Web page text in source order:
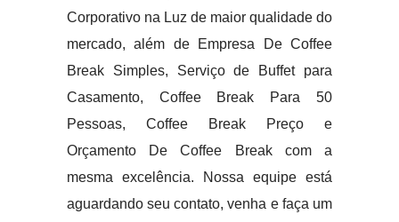
Corporativo na Luz de maior qualidade do
mercado, além de Empresa De Coffee
Break Simples, Serviço de Buffet para
Casamento, Coffee Break Para 50
Pessoas, Coffee Break Preço e
Orçamento De Coffee Break com a
mesma excelência. Nossa equipe está
aguardando seu contato, venha e faça um